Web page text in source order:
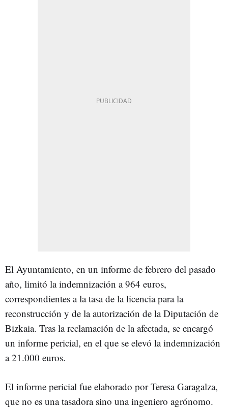
El Ayuntamiento, en un informe de febrero del pasado
año, limitó la indemnización a 964 euros,
correspondientes a la tasa de la licencia para la
reconstrucción y de la autorización de la Diputación de
Bizkaia. Tras la reclamación de la afectada, se encargó
un informe pericial, en el que se elevó la indemnización
a 21.000 euros.
El informe pericial fue elaborado por Teresa Garagalza,
que no es una tasadora sino una ingeniero agrónomo.